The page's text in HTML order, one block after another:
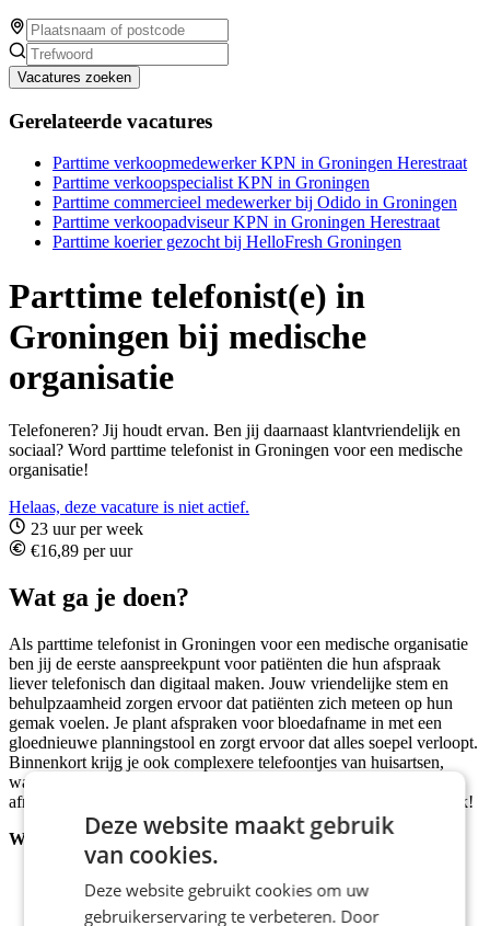
Vacatures zoeken
Gerelateerde vacatures
Parttime verkoopmedewerker KPN in Groningen Herestraat
Parttime verkoopspecialist KPN in Groningen
Parttime commercieel medewerker bij Odido in Groningen
Parttime verkoopadviseur KPN in Groningen Herestraat
Parttime koerier gezocht bij HelloFresh Groningen
Parttime telefonist(e) in
Groningen bij medische
organisatie
Telefoneren? Jij houdt ervan. Ben jij daarnaast klantvriendelijk en
sociaal? Word parttime telefonist in Groningen voor een medische
organisatie!
Helaas, deze vacature is niet actief.
23 uur per week
€16,89 per uur
Wat ga je doen?
Als parttime telefonist in Groningen voor een medische organisatie
ben jij de eerste aanspreekpunt voor patiënten die hun afspraak
liever telefonisch dan digitaal maken. Jouw vriendelijke stem en
behulpzaamheid zorgen ervoor dat patiënten zich meteen op hun
gemak voelen. Je plant afspraken voor bloedafname in met een
gloednieuwe planningstool en zorgt ervoor dat alles soepel verloopt.
Binnenkort krijg je ook complexere telefoontjes van huisartsen,
waarbij je extra gegevens moet nakijken en de administratie netjes
afrondt. Geen dag is hetzelfde, en dat maakt jouw rol zo belangrijk!
Wat ga je doen?
Telefonisch te woord staan van patiënten en huisartsen;
Administratieve taken zorgvuldig afhandelen;
Deze website maakt gebruik
van cookies.
Deze website gebruikt cookies om uw
gebruikerservaring te verbeteren. Door